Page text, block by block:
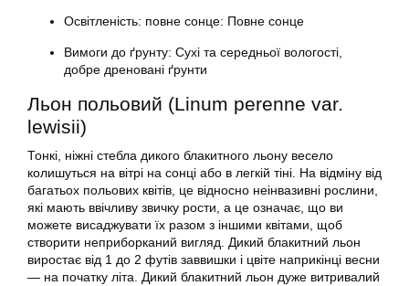
Освітленість: повне сонце: Повне сонце
Вимоги до ґрунту: Сухі та середньої вологості,
добре дреновані ґрунти
Льон польовий (Linum perenne var.
lewisii)
Тонкі, ніжні стебла дикого блакитного льону весело
колишуться на вітрі на сонці або в легкій тіні. На відміну від
багатьох польових квітів, це відносно неінвазивні рослини,
які мають ввічливу звичку рости, а це означає, що ви
можете висаджувати їх разом з іншими квітами, щоб
створити неприборканий вигляд. Дикий блакитний льон
виростає від 1 до 2 футів заввишки і цвіте наприкінці весни
— на початку літа. Дикий блакитний льон дуже витривалий